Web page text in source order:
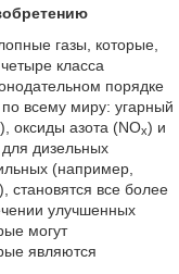
газы, которые,
класса
порядке
всему миру: угарный
оксиды азота (NOx) и
дизельных
(например,
становятся все более
улучшенных
могут
являются